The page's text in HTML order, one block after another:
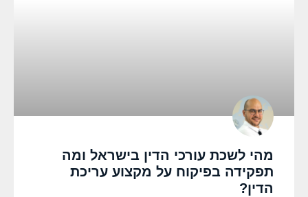
מהי לשכת עורכי הדין בישראל ומה
תפקידה בפיקוח על מקצוע עריכת
הדין?